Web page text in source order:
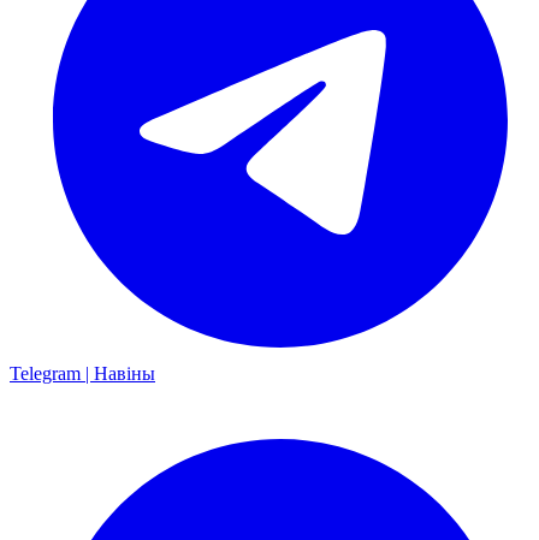
Telegram | Навіны